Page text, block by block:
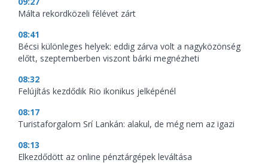
Málta rekordközeli félévet zárt
08:41
Bécsi különleges helyek: eddig zárva volt a nagyközönség
előtt, szeptemberben viszont bárki megnézheti
08:32
Felújítás kezdődik Rio ikonikus jelképénél
08:17
Turistaforgalom Srí Lankán: alakul, de még nem az igazi
08:13
Elkezdődött az online pénztárgépek leváltása